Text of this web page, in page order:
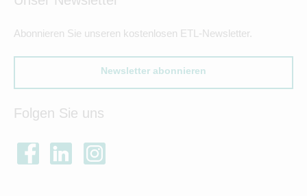
Abonnieren Sie unseren kostenlosen ETL-Newsletter.
Newsletter abonnieren
Folgen Sie uns